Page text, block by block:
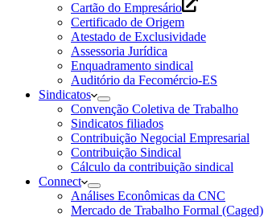
Cartão do Empresário
Certificado de Origem
Atestado de Exclusividade
Assessoria Jurídica
Enquadramento sindical
Auditório da Fecomércio-ES
Sindicatos
Convenção Coletiva de Trabalho
Sindicatos filiados
Contribuição Negocial Empresarial
Contribuição Sindical
Cálculo da contribuição sindical
Connect
Análises Econômicas da CNC
Mercado de Trabalho Formal (Caged)